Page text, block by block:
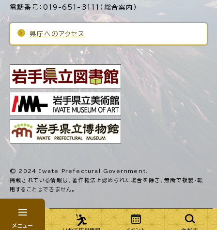
メニュー
電話番号：019-651-3111（総合案内）
県庁へのアクセス
© 2024 Iwate Prefectural Government.
掲載されている情報は、著作権法上認められた場合を除き、無断で複製・転
用することはできません。